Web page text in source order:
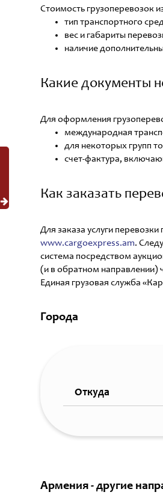
Стоимость грузоперевозок
тип транспортного
вес и габариты
наличие
Какие документы
Для оформления
международная
для некоторых групп
счет-фактура,
Как заказать
Для заказа услуги
www.cargoexpress.am.
система посредством
(и в обратном направлении)
Единая грузовая служба
Города
Откуда
Армения - другие